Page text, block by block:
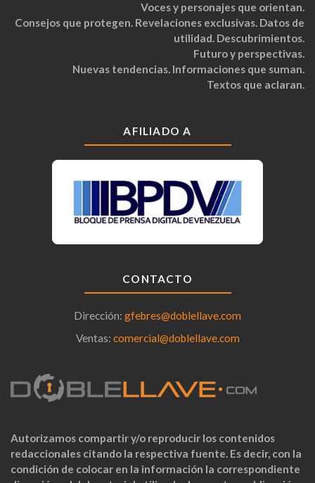
Voces y personajes que orientan.
Consejos que protegen. Revelaciones exclusivas. Datos de
utilidad. Descubrimientos.
Futuro y perspectivas.
Nuevas tendencias. Informaciones que suman.
Textos que aclaran.
AFILIADO A
CONTACTO
Dirección: gfebres@doblellave.com
Ventas: comercial@doblellave.com
Autorizamos compartir y/o reproducir los contenidos
redaccionales citando la respectiva fuente. Es decir, con la
condición de colocar en la información la correspondiente